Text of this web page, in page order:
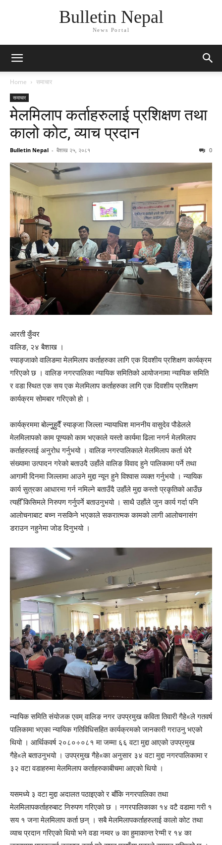
Bulletin Nepal
News Portal
Home समाचार
समाचार
मेलमिलाप कर्ताहरुलाई प्रशिक्षण तथा
कालो कोट, व्याच प्रदान
Bulletin Nepal - बैशाख २५, २०८१ 0
आरती कुँवर
वालिङ, २४ बैशाख ।
स्याङ्जाको वालिङमा मेलमिलाप कर्ताहरुका लागि एक दिवशीय प्रशिक्षण कार्यक्रम
गरिएको छ । वालिङ नगरपालिका न्यायिक समितिको आयोजनामा न्यायिक समिति
र वडा स्थित एक सय एक मेलमिलाप कर्ताहरुका लागि एक दिवशीय प्रशिक्षण
कार्यक्रम सोमबार गरिएको हो ।
कार्यक्रममा बोल्नुुहुदैँ स्याङ्जा जिल्ला न्यायाधिश माननीय वासुदेव पौडेलले
मेलमिलापको काम पूण्यको काम भएकाले यस्तो कार्यमा ढिला नगर्न मेलमिलाप
कर्ताहरुलाई अनुरोध गर्नुभयो । वालिङ नगरपालिकाले मेलमिलाप कर्ता धेरै
संख्यामा उत्पादन गरेको बताउदै उहाँले वालिङ विवाद हुने पालिकामा पर्ने तथा
आगामी दिनमा जिल्लामा आउने मुद्दा न्यून हुने विश्वास व्यक्त गर्नुभयो । न्यायिक
कार्य सुत्रका आधारमा गर्न नमिल्ने बताउँदै उहाँले मुद्दा कस्तो प्रकृतिको आउँछ
त्यहीँ किसिमले निरुपण गर्नुपर्ने बताउनुभयो । साथै उहाँले जुन कार्य गर्दा पनि
आलोचनाबाट बच्न नसकिने भएकाले सकरात्मक कामको लागी आलोचनासंग
डराउन नहुनेमा जोड दिनुभयो ।
न्यायिक समिति संयोजक एवम् वालिङ नगर उपप्रमुख कविता तिवारी गैहे«ले गतवर्ष
पालिकामा भएका न्यायिक गतिविधिसहित कार्यक्रमको जानकारी गराउनु भएको
थियो । आर्थिकवर्ष २०८०÷०८१ मा जम्मा ६६ वटा मुद्दा आएको उपप्रमुख
गैहे«ले बताउनुभयो । उपप्रमुख गैहे«का अनुसार ३४ वटा मुद्दा नगरपालिकामा र
३२ वटा वडाहरुमा मेलमिलाप कर्ताहरुकाबीचमा आएको थियो ।
यसमध्ये ३ वटा मुद्दा अदालत पठाइएको र बाँकि नगरपालिका तथा
मेलमिलापकर्ताहरुबाट निरुपण गरिएको छ । नगरपालिकाका १४ वटै वडामा गरी १
सय १ जना मेलमिलाप कर्ता छन् । सबै मेलमिलापकर्ताहरुलाई कालो कोट तथा
व्याच प्रदान गरिएको थियो भने वडा नम्वर ७ का हुमाकान्त रेग्मी र १४ का